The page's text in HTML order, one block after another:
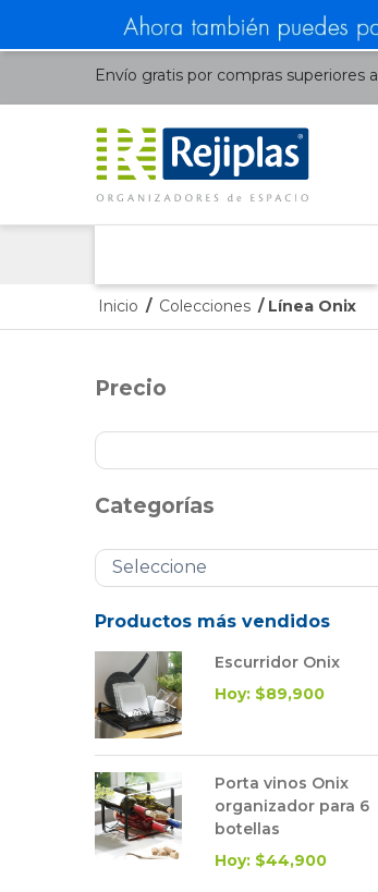
Envío gratis por compras superiores a
Inicio / Colecciones / Línea Onix
Precio
Categorías
Productos más vendidos
Escurridor Onix
Hoy: $89,900
Porta vinos Onix
organizador para 6
botellas
Hoy: $44,900